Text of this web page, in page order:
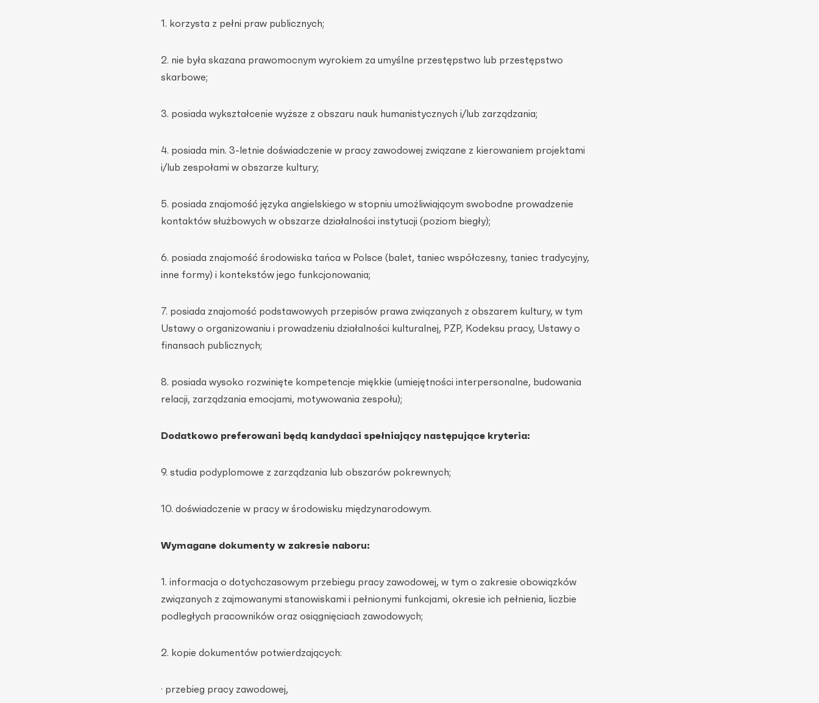
1. korzysta z pełni praw publicznych;
2. nie była skazana prawomocnym wyrokiem za umyślne przestępstwo lub przestępstwo
skarbowe;
3. posiada wykształcenie wyższe z obszaru nauk humanistycznych i/lub zarządzania;
4. posiada min. 3-letnie doświadczenie w pracy zawodowej związane z kierowaniem projektami
i/lub zespołami w obszarze kultury;
5. posiada znajomość języka angielskiego w stopniu umożliwiającym swobodne prowadzenie
kontaktów służbowych w obszarze działalności instytucji (poziom biegły);
6. posiada znajomość środowiska tańca w Polsce (balet, taniec współczesny, taniec tradycyjny,
inne formy) i kontekstów jego funkcjonowania;
7. posiada znajomość podstawowych przepisów prawa związanych z obszarem kultury, w tym
Ustawy o organizowaniu i prowadzeniu działalności kulturalnej, PZP, Kodeksu pracy, Ustawy o
finansach publicznych;
8. posiada wysoko rozwinięte kompetencje miękkie (umiejętności interpersonalne, budowania
relacji, zarządzania emocjami, motywowania zespołu);
Dodatkowo preferowani będą kandydaci spełniający następujące kryteria:
9. studia podyplomowe z zarządzania lub obszarów pokrewnych;
10. doświadczenie w pracy w środowisku międzynarodowym.
Wymagane dokumenty w zakresie naboru:
1. informacja o dotychczasowym przebiegu pracy zawodowej, w tym o zakresie obowiązków
związanych z zajmowanymi stanowiskami i pełnionymi funkcjami, okresie ich pełnienia, liczbie
podległych pracowników oraz osiągnięciach zawodowych;
2. kopie dokumentów potwierdzających:
· przebieg pracy zawodowej,